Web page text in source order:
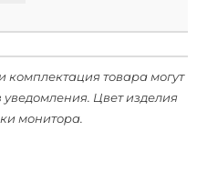
комплектация товара могут
уведомления. Цвет изделия
монитора.